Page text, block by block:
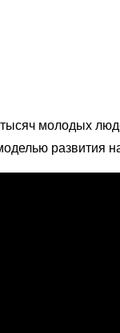
молодых